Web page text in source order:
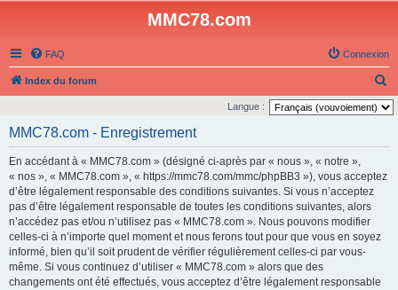
MMC78.com
FAQ Connexion
Index du forum
e
Langue :
MMC78.com - Enregistrement
En accédant à « MMC78.com » (désigné ci-après par « nous », « notre »,
« nos », « MMC78.com », « https://mmc78.com/mmc/phpBB3 »), vous acceptez
d’être légalement responsable des conditions suivantes. Si vous n’acceptez
pas d’être légalement responsable de toutes les conditions suivantes, alors
n’accédez pas et/ou n’utilisez pas « MMC78.com ». Nous pouvons modifier
celles-ci à n’importe quel moment et nous ferons tout pour que vous en soyez
informé, bien qu’il soit prudent de vérifier régulièrement celles-ci par vous-
même. Si vous continuez d’utiliser « MMC78.com » alors que des
changements ont été effectués, vous acceptez d’être légalement responsable